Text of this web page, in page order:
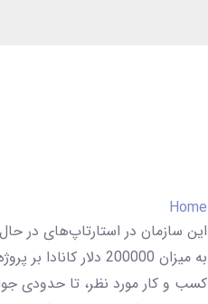
Home
این سازمان در استارتاپ‌های در
به میزان 200000
کسب و کار مورد نظر، تا حدودی